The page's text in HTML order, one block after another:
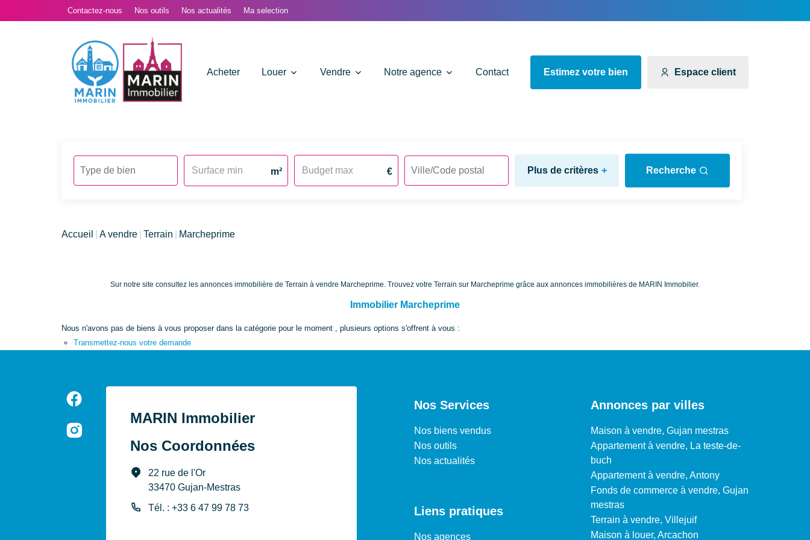
Contactez-nous Nos outils Nos actualités Ma selection
Acheter Louer Vendre Notre agence Contact Estimez votre bien Espace client
m² € Plus de critères + Recherche
Accueil A vendre Terrain Marcheprime
Sur notre site consultez les annonces immobilière de Terrain à vendre Marcheprime. Trouvez votre Terrain sur Marcheprime grâce aux annonces immobilières de MARIN Immobilier.
Immobilier Marcheprime
Nous n'avons pas de biens à vous proposer dans la catégorie pour le moment , plusieurs options s'offrent à vous :
Transmettez-nous votre demande
MARIN Immobilier
Nos Coordonnées
22 rue de l'Or
33470 Gujan-Mestras
Tél. : +33 6 47 99 78 73
Nos Services
Nos biens vendus
Nos outils
Nos actualités
Liens pratiques
Nos agences
Annonces par villes
Maison à vendre, Gujan mestras
Appartement à vendre, La teste-de-
buch
Appartement à vendre, Antony
Fonds de commerce à vendre, Gujan
mestras
Terrain à vendre, Villejuif
Maison à louer, Arcachon